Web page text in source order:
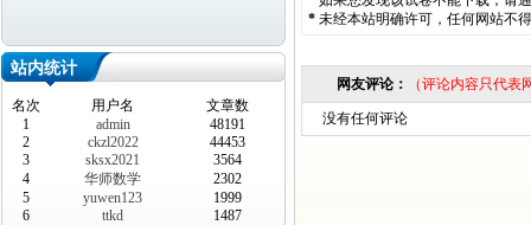
站内统计
名次 用户名
文章数
1
admin
48191
2
ckzl2022
44453
3
sksx2021
3564
4
华师数学
2302
5
yuwen123
1999
6
ttkd
1487
* 未经本站明确许可，任何网站不
网友评论： （评论内容只代
没有任何评论